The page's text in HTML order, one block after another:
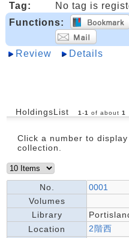
Tag:
No tag is
Functions:
Review Details
HoldingsList 1-1 of about 1
Click a number to
collection.
No.
0001
Volumes
Library
Location
2階西